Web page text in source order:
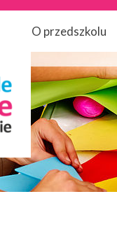
O przedszkolu